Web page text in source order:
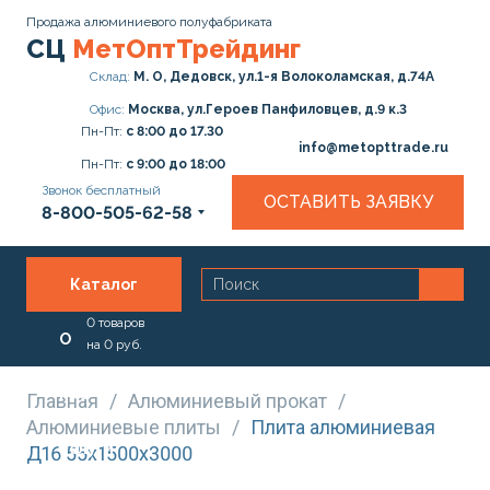
Продажа алюминиевого полуфабриката
СЦ МетОптТрейдинг
Склад: М. О, Дедовск, ул.1-я Волоколамская, д.74А
Офис: Москва, ул.Героев Панфиловцев, д.9 к.3
Пн-Пт: с 8:00 до 17.30
Пн-Пт: с 9:00 до 18:00
info@metopttrade.ru
Звонок бесплатный
8-800-505-62-58
ОСТАВИТЬ ЗАЯВКУ
Каталог
О
нас
Услуги
0 товаров
на 0 руб.
Главная / Алюминиевый прокат /
Алюминиевые плиты
/ Плита алюминиевая
Д16 55х1500х3000